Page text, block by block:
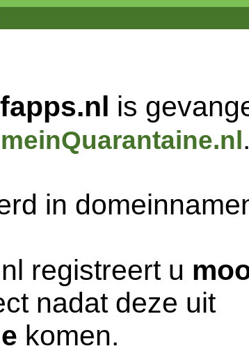
is
.
in
registreert u
nadat deze uit
komen.